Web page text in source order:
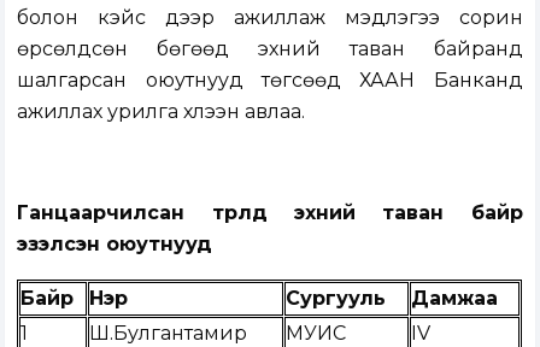
болон кэйс дээр ажиллаж мэдлэгээ сорин
өрсөлдсөн бөгөөд эхний таван байранд
шалгарсан оюутнууд төгсөөд ХААН Банканд
ажиллах урилга хүлээн авлаа.
Ганцаарчилсан төрөлд эхний таван байр
эзэлсэн оюутнууд
Байр Нэр Сургууль
Дамжаа
1
Ш.Булгантамир МУИС
IV